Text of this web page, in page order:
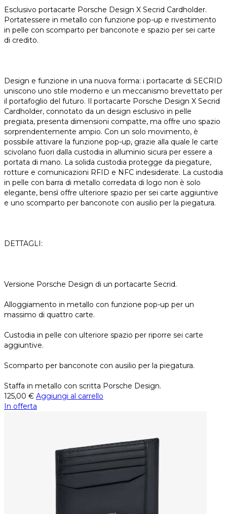
Esclusivo portacarte Porsche Design X Secrid Cardholder.
Portatessere in metallo con funzione pop-up e rivestimento
in pelle con scomparto per banconote e spazio per sei carte
di credito.
Design e funzione in una nuova forma: i portacarte di SECRID
uniscono uno stile moderno e un meccanismo brevettato per
il portafoglio del futuro. Il portacarte Porsche Design X Secrid
Cardholder, connotato da un design esclusivo in pelle
pregiata, presenta dimensioni compatte, ma offre uno spazio
sorprendentemente ampio. Con un solo movimento, è
possibile attivare la funzione pop-up, grazie alla quale le carte
scivolano fuori dalla custodia in alluminio sicura per essere a
portata di mano. La solida custodia protegge da piegature,
rotture e comunicazioni RFID e NFC indesiderate. La custodia
in pelle con barra di metallo corredata di logo non è solo
elegante, bensì offre ulteriore spazio per sei carte aggiuntive
e uno scomparto per banconote con ausilio per la piegatura.
DETTAGLI:
Versione Porsche Design di un portacarte Secrid.
Alloggiamento in metallo con funzione pop-up per un
massimo di quattro carte.
Custodia in pelle con ulteriore spazio per riporre sei carte
aggiuntive.
Scomparto per banconote con ausilio per la piegatura.
Staffa in metallo con scritta Porsche Design.
125,00 € Aggiungi al carrello
In offerta